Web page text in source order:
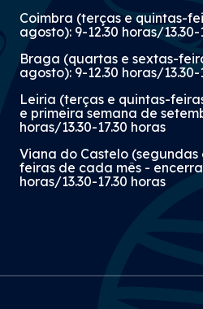
Coimbra (terças e quintas-
agosto): 9-12.30 horas/13.30-
Braga (quartas e sextas-
agosto): 9-12.30 horas/13.30-
Leiria (terças e quintas-
e primeira semana de
horas/13.30-17.30 horas
Viana do Castelo
feiras de cada mês -
horas/13.30-17.30 horas